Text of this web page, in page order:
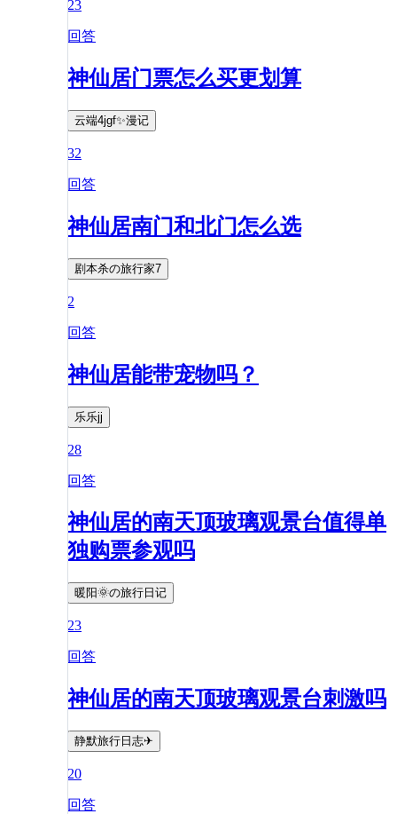
23
回答
神仙居门票怎么买更划算
云端4jgf✨漫记
32
回答
神仙居南门和北门怎么选
剧本杀の旅行家7
2
回答
神仙居能带宠物吗？
乐乐jj
28
回答
神仙居的南天顶玻璃观景台值得单
独购票参观吗
暖阳🌞の旅行日记
23
回答
神仙居的南天顶玻璃观景台刺激吗
静默旅行日志✈
20
回答